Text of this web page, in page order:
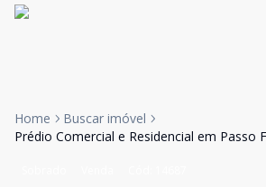
Home
Buscar imóvel
Prédio Comercial e Residencial em Passo